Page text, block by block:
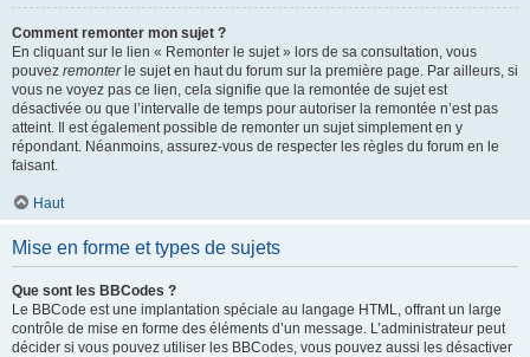
Comment remonter mon sujet ?
En cliquant sur le lien « Remonter le sujet » lors de sa consultation, vous
pouvez remonterle sujet en haut du forum sur la première page. Par ailleurs, si
vous ne voyez pas ce lien, cela signifie que la remontée de sujet est
désactivée ou que l’intervalle de temps pour autoriser la remontée n’est pas
atteint. Il est également possible de remonter un sujet simplement en y
répondant. Néanmoins, assurez-vous de respecter les règles du forum en le
faisant.
Haut
Mise en forme et types de sujets
Que sont les BBCodes ?
Le BBCode est une implantation spéciale au langage HTML, offrant un large
contrôle de mise en forme des éléments d’un message. L’administrateur peut
décider si vous pouvez utiliser les BBCodes, vous pouvez aussi les désactiver